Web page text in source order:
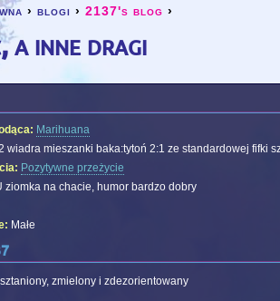
›blogi ›2137's blog ›
a inne dragi
Marihuana
wiadra mieszanki baka:tytoń 2:1 ze standardowej fifki
Pozytywne przeżycie
ziomka na chacie, humor bardzo dobry
Małe
zmielony i zdezorientowany